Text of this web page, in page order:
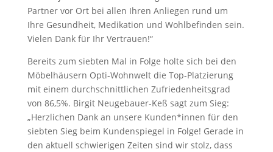
Partner vor Ort bei allen Ihren Anliegen rund um
Ihre Gesundheit, Medikation und Wohlbefinden sein.
Vielen Dank für Ihr Vertrauen!“
Bereits zum siebten Mal in Folge holte sich bei den
Möbelhäusern Opti-Wohnwelt die Top-Platzierung
mit einem durchschnittlichen Zufriedenheitsgrad
von 86,5%. Birgit Neugebauer-Keß sagt zum Sieg:
„Herzlichen Dank an unsere Kunden*innen für den
siebten Sieg beim Kundenspiegel in Folge! Gerade in
den aktuell schwierigen Zeiten sind wir stolz, dass